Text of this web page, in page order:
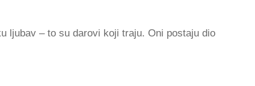
ljubav – to su darovi koji traju. Oni postaju dio